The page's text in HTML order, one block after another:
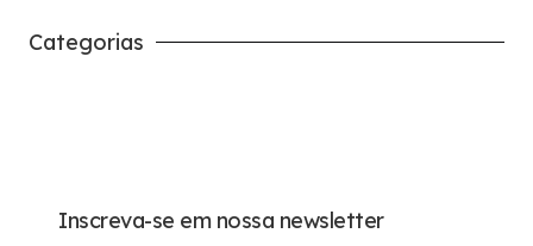
Categorias
Inscreva-se em nossa newsletter